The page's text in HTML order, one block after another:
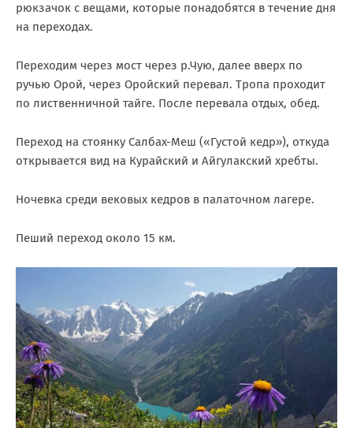
рюкзачок с вещами, которые понадобятся в течение дня
на переходах.
Переходим через мост через р.Чую, далее вверх по
ручью Орой, через Оройский перевал. Тропа проходит
по лиственничной тайге. После перевала отдых, обед.
Переход на стоянку Салбах-Меш («Густой кедр»), откуда
открывается вид на Курайский и Айгулакский хребты.
Ночевка среди вековых кедров в палаточном лагере.
Пеший переход около 15 км.